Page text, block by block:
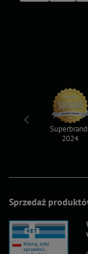
Sprzedaż
2024